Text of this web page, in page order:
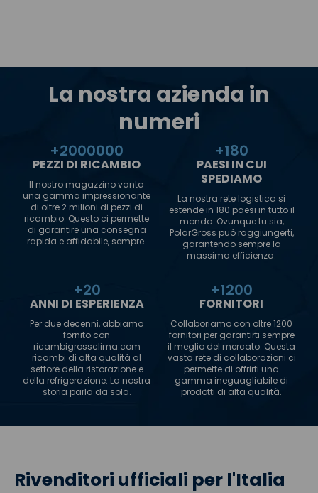
La nostra azienda in
numeri
+2000000
PEZZI DI RICAMBIO
Il nostro magazzino vanta
una gamma impressionante
di oltre 2 milioni di pezzi di
ricambio. Questo ci permette
di garantire una consegna
rapida e affidabile, sempre.
+180
PAESI IN CUI
SPEDIAMO
La nostra rete logistica si
estende in 180 paesi in tutto il
mondo. Ovunque tu sia,
PolarGross può raggiungerti,
garantendo sempre la
massima efficienza.
+20
ANNI DI ESPERIENZA
Per due decenni, abbiamo
fornito con
ricambigrossclima.com
ricambi di alta qualità al
settore della ristorazione e
della refrigerazione. La nostra
storia parla da sola.
+1200
FORNITORI
Collaboriamo con oltre 1200
fornitori per garantirti sempre
il meglio del mercato. Questa
vasta rete di collaborazioni ci
permette di offrirti una
gamma ineguagliabile di
prodotti di alta qualità.
Rivenditori ufficiali per l'Italia